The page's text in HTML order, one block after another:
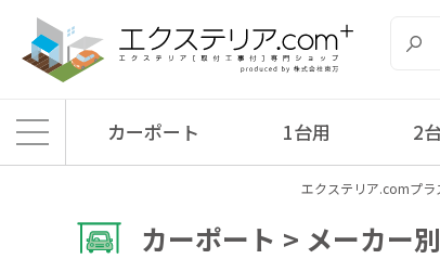
カーポート 1台用 2
エクステリア.comプラ
カーポート > メーカー